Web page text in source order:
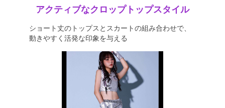
アクティブなクロップトップスタイル
ショート丈のトップスとスカートの組み合わせで、
動きやすく活発な印象を与える